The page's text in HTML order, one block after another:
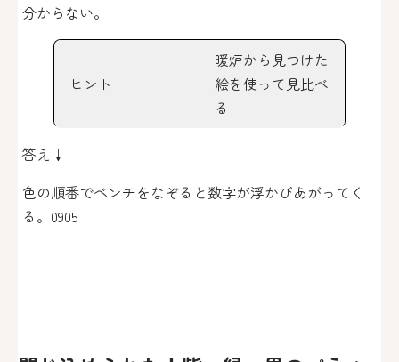
分からない。
ヒント
暖炉から見つけた
絵を使って見比べ
る
答え↓
色の順番でベンチをなぞると数字が浮かびあがってく
る。0905